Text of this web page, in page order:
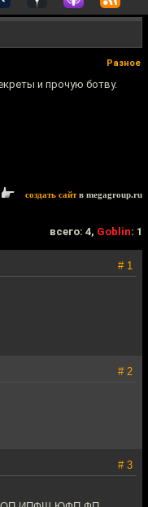
Разное
и прочую ботву.
создать сайтв megagroup.ru
всего: 4, Goblin: 1
# 1
# 2
# 3